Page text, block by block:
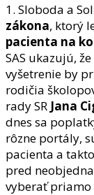
1. Sloboda a
zákona, ktorý
pacienta na
SAS ukazujú,
vyšetrenie by
rodičia
rady SR Jana
dnes sa
rôzne portály,
pacienta a
pred
vyberať priamo